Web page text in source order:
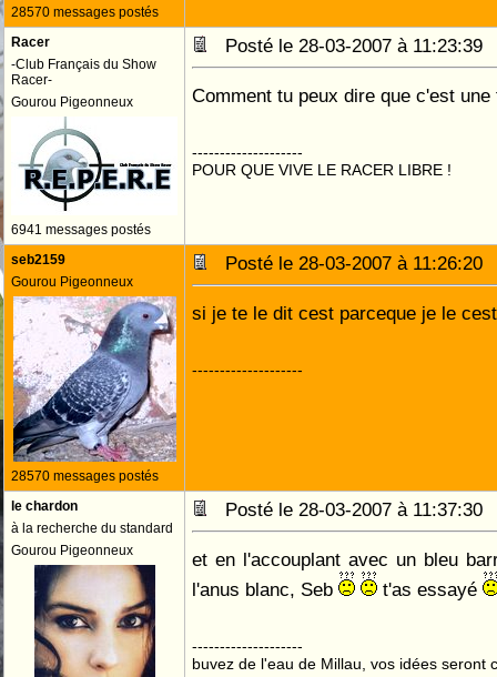
28570 messages postés
Racer
-Club Français du Show
Racer-
Gourou Pigeonneux
6941 messages postés
Posté le 28-03-2007 à
Comment tu peux dire que c'est une
--------------------
POUR QUE VIVE LE RACER LIBRE !
seb2159
Gourou Pigeonneux
28570 messages postés
Posté le 28-03-2007 à
si je te le dit cest parceque je le cest
--------------------
le chardon
à la recherche du standard
Gourou Pigeonneux
Posté le 28-03-2007 à
et en l'accouplant avec un bleu
l'anus blanc, Seb
t'as essayé
--------------------
buvez de l'eau de Millau, vos idées seront